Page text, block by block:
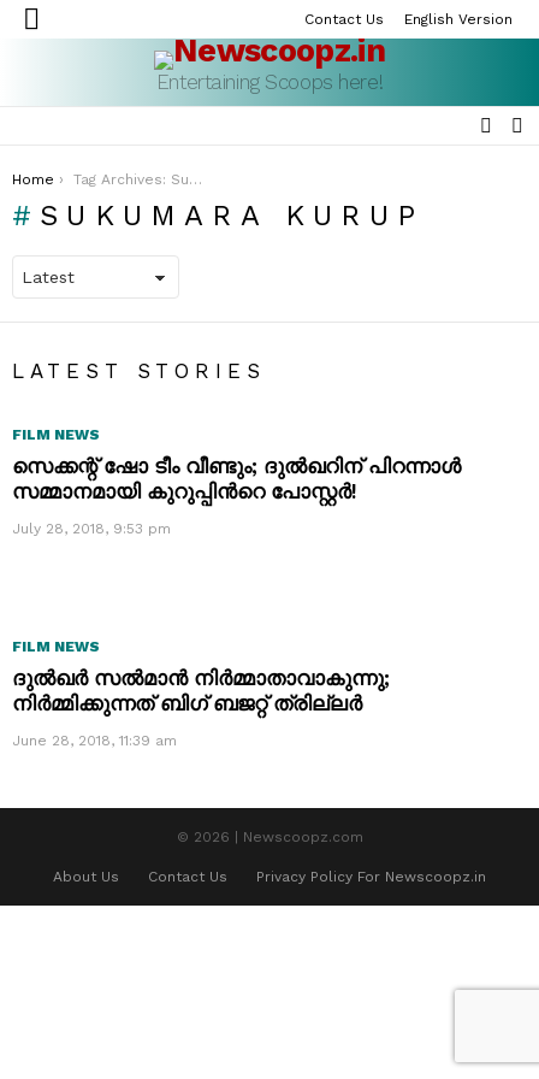
Menu
Contact Us English Version
Entertaining Scoops here!
You are here:
Home Tag Archives: Sukumara Kurup
SUKUMARA KURUP
LATEST STORIES
FILM NEWS
സെക്കന്റ് ഷോ ടീം വീണ്ടും; ദുല്‍ഖറിന് പിറന്നാള്‍
സമ്മാനമായി കുറുപ്പിന്‍റെ പോസ്റ്റർ!
July 28, 2018, 9:53 pm
FILM NEWS
ദുൽഖർ സൽമാൻ നിർമ്മാതാവാകുന്നു;
നിർമ്മിക്കുന്നത് ബിഗ് ബജറ്റ് ത്രില്ലർ
June 28, 2018, 11:39 am
© 2026 | Newscoopz.com
About Us Contact Us Privacy Policy For Newscoopz.in